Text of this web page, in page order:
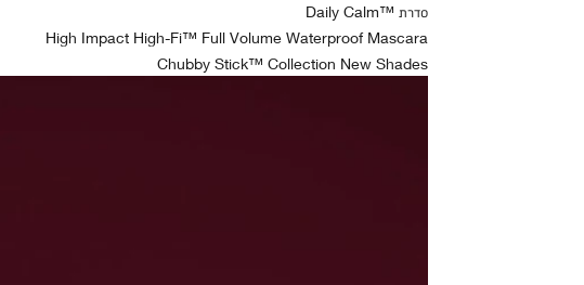
סדרת ™Daily Calm
High Impact High-Fi™ Full Volume Waterproof Mascara
Chubby Stick™ Collection New Shades